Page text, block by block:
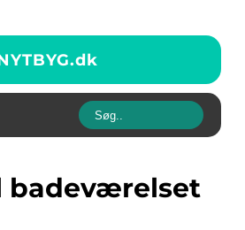
dk
badeværelset